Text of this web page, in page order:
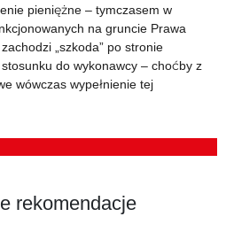
pieniężne – tymczasem w
na gruncie Prawa
„szkoda” po stronie
do wykonawcy – choćby z
wówczas wypełnienie tej
rekomendacje